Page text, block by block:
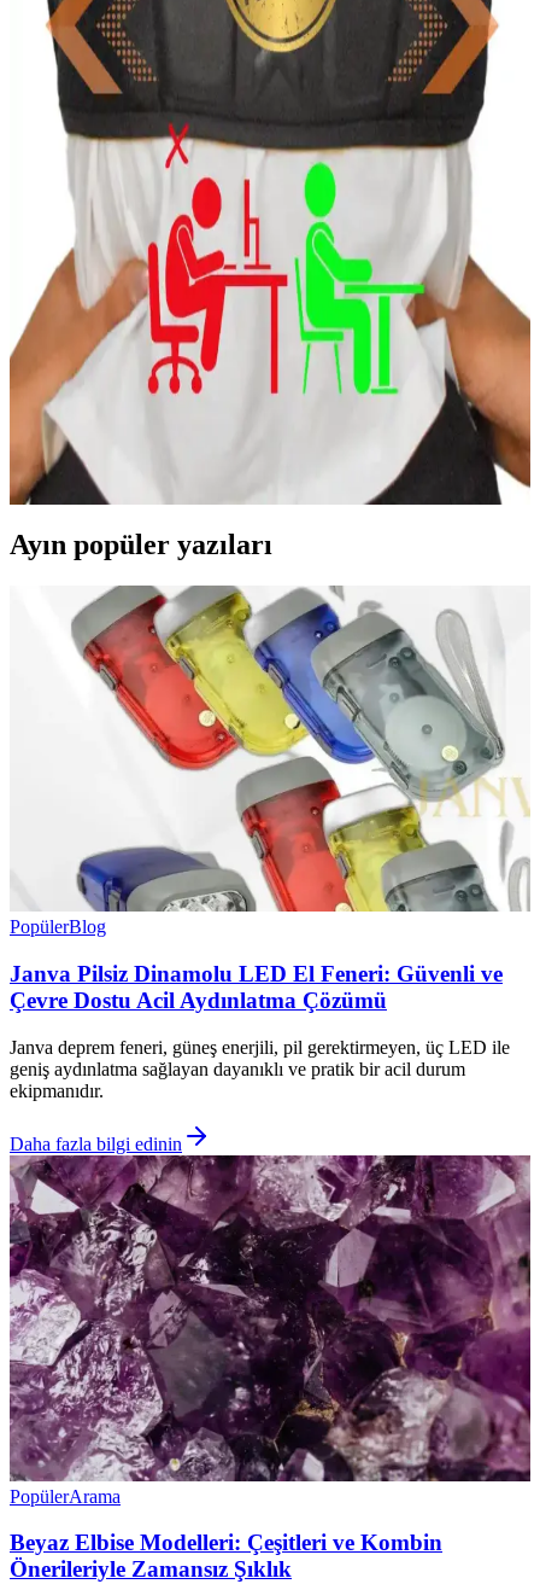
Formactive ve Mistirik Erkek Korse Atletleri
Karşılaştırması: Özellikler ve Kullanıcı Yorumları
İki popüler erkek korse atletini detaylı karşılaştırıyoruz. Göbek
inceltme, duruş ve vücut şekillendirme özellikleriyle ilgili bilgiler ve
kullanıcı deneyimleriyle en uygun seçimi yapmanıza yardımcı
oluyoruz.
Sweet Sauna Göğüs Toparlayıcı Kalın Askılı Spor
Büstiyer Korse İnceleme ve Kullanıcı Yorumları
Sweet Sauna'nın göğüs toparlayıcı kalın askılı spor büstiyeri,
rahatlık ve destek sunarak günlük ve spor kullanımında göğüsleri
şekillendirir, doğal görünüm sağlar.
Minufco Dik Duruş Korsesi ile Duruşunuzu Düzeltin
ve Ağrıları Azaltın
Minufco Dik Duruş Korsesi, ergonomik tasarımıyla bel ve sırt
desteği sağlar, ağrıları azaltır ve duruşu düzeltir. Günlük kullanım
için uygun, şık ve rahat bir çözümdür.
Ayın popüler yazıları
PopülerBlog
Janva Pilsiz Dinamolu LED El Feneri: Güvenli ve
Çevre Dostu Acil Aydınlatma Çözümü
Janva deprem feneri, güneş enerjili, pil gerektirmeyen, üç LED ile
geniş aydınlatma sağlayan dayanıklı ve pratik bir acil durum
ekipmanıdır.
Daha fazla bilgi edinin
PopülerArama
Beyaz Elbise Modelleri: Çeşitleri ve Kombin
Önerileriyle Zamansız Şıklık